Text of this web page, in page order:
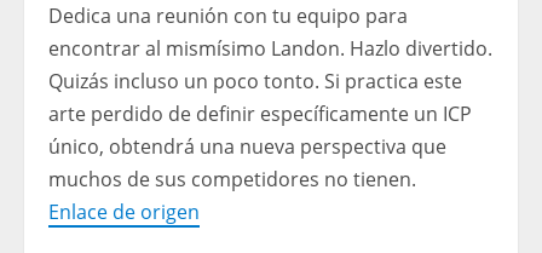
Dedica una reunión con tu equipo para
encontrar al mismísimo Landon. Hazlo divertido.
Quizás incluso un poco tonto. Si practica este
arte perdido de definir específicamente un ICP
único, obtendrá una nueva perspectiva que
muchos de sus competidores no tienen.
Enlace de origen